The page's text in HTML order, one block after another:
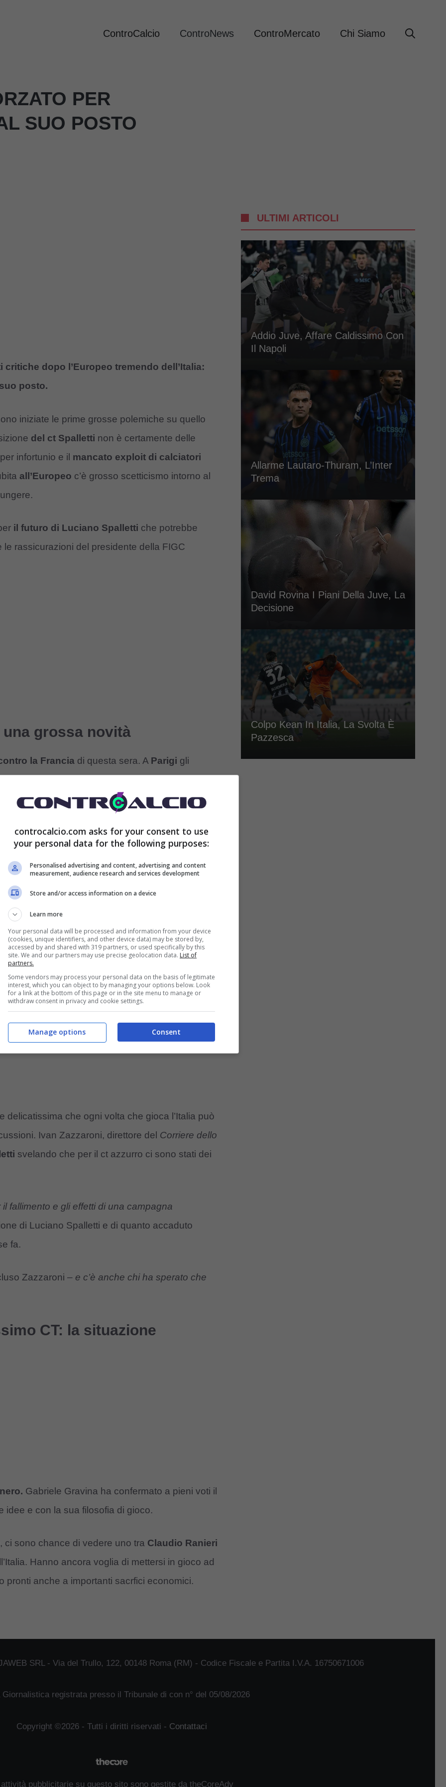
ControCalcio ControNews ControMercato Chi Siamo
PER
SUO POSTO
dopo l’Europeo tremendo dell’Italia:
posto.
iniziate le prime grosse polemiche su quello
del ct Spalletti non è certamente delle
infortunio e il mancato exploit di calciatori
all’Europeo c’è grosso scetticismo intorno al
il futuro di Luciano Spalletti che potrebbe
rassicurazioni del presidente della FIGC
una grossa novità
la Francia di questa sera. A Parigi gli
e di battere i padroni di casa, sempre in grande
ilgironediNations Leagueè l’obiettivo
big match.
circa la
“nuova” Italia di Luciano Spalletti
altre nazionali di primo livello.
l’esonero?
di Zazzaroni cambia i piani
delicatissima che ogni volta che gioca l’Italia può
Ivan Zazzaroni, direttore del Corriere dello
svelando che per il ct azzurro ci sono stati dei
fallimento e gli effetti di una campagna
di Luciano Spalletti e di quanto accaduto
fa.
Zazzaroni – e c’è anche chi ha sperato che
CT: la situazione
Gabriele Gravina ha confermato a pieni voti il
idee e con la sua filosofia di gioco.
ci sono chance di vedere uno tra Claudio Ranieri
Hanno ancora voglia di mettersi in gioco ad
pronti anche a importanti sacrfici economici.
ULTIMI ARTICOLI
Addio Juve, Affare Caldissimo Con
Il Napoli
Allarme Lautaro-Thuram, L’Inter
Trema
David Rovina I Piani Della Juve, La
Decisione
Colpo Kean In Italia, La Svolta È
Pazzesca
SRL - Via del Trullo, 122, 00148 Roma (RM) - Codice Fiscale e Partita I.V.A. 16750671006
Giornalistica registrata presso il Tribunale di con n° del 05/08/2026
Copyright ©2026 - Tutti i diritti riservati - Contattaci
attività pubblicitarie su questo sito sono gestite da theCoreAdv
controcalcio.com asks for your consent to use
your personal data for the following purposes:
Personalised advertising and content, advertising and content
measurement, audience research and services development
Store and/or access information on a device
Learn more
Your personal data will be processed and information from your device
(cookies, unique identifiers, and other device data) may be stored by,
accessed by and shared with 319 partners, or used specifically by this
site. We and our partners may use precise geolocation data. List of
partners.
Some vendors may process your personal data on the basis of legitimate
interest, which you can object to by managing your options below. Look
for a link at the bottom of this page or in the site menu to manage or
withdraw consent in privacy and cookie settings.
Consent
Manage options